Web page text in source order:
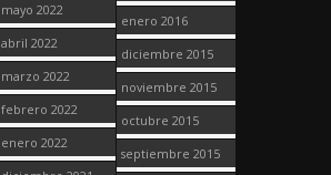
mayo 2022
abril 2022
marzo 2022
febrero 2022
enero 2022
enero 2016
diciembre 2015
noviembre 2015
octubre 2015
septiembre 2015